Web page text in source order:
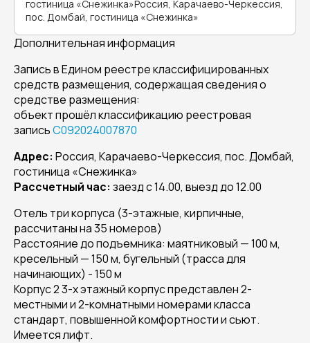
гостиница «Снежинка»Россия, Карачаево-Черкессия,
пос. Домбай, гостиница «Снежинка»
Дополнительная информация
Запись в Едином реестре классифицированных
средств размещения, содержащая сведения о
средстве размещения:
объект прошёл классификацию реестровая
записьС092024007870
Адрес: Россия, Карачаево-Черкессия, пос. Домбай,
гостиница «Снежинка»
Рассчетный час: заезд с 14.00, выезд до 12.00
Отель три корпуса (3-этажные, кирпичные,
рассчитаны на 35 номеров)
Расстояние до подъемника: маятниковый — 100 м,
кресельный — 150 м, бугельный (трасса для
начинающих) - 150 м
Корпус 2 3-х этажный корпус представлен 2-
местными и 2-комнатными номерами класса
стандарт, повышенной комфортности и сьют.
Имеется лифт.